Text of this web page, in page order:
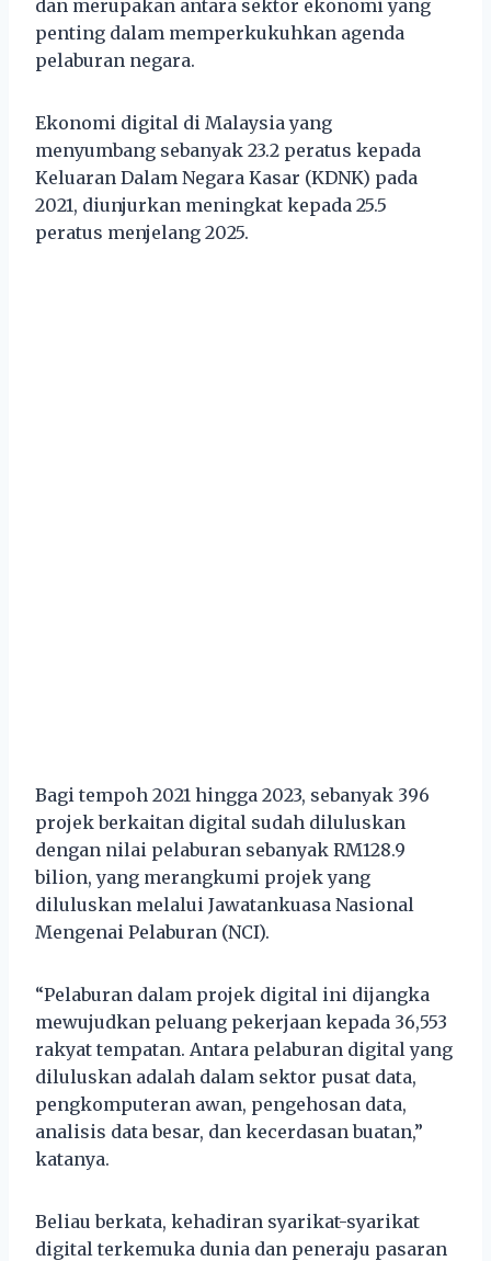
dan merupakan antara sektor ekonomi yang
penting dalam memperkukuhkan agenda
pelaburan negara.
Ekonomi digital di Malaysia yang
menyumbang sebanyak 23.2 peratus kepada
Keluaran Dalam Negara Kasar (KDNK) pada
2021, diunjurkan meningkat kepada 25.5
peratus menjelang 2025.
Bagi tempoh 2021 hingga 2023, sebanyak 396
projek berkaitan digital sudah diluluskan
dengan nilai pelaburan sebanyak RM128.9
bilion, yang merangkumi projek yang
diluluskan melalui Jawatankuasa Nasional
Mengenai Pelaburan (NCI).
“Pelaburan dalam projek digital ini dijangka
mewujudkan peluang pekerjaan kepada 36,553
rakyat tempatan. Antara pelaburan digital yang
diluluskan adalah dalam sektor pusat data,
pengkomputeran awan, pengehosan data,
analisis data besar, dan kecerdasan buatan,”
katanya.
Beliau berkata, kehadiran syarikat-syarikat
digital terkemuka dunia dan peneraju pasaran